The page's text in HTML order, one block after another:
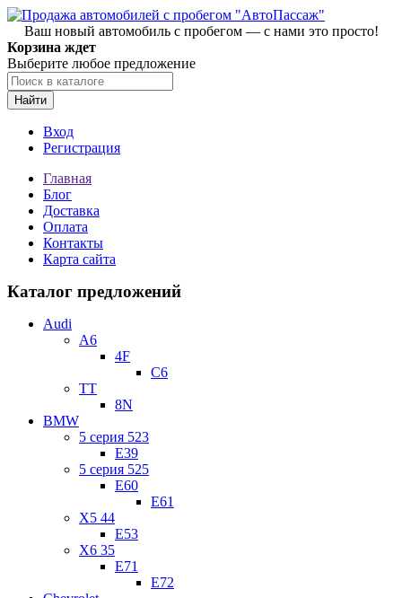
Ваш новый автомобиль с пробегом — с нами это просто!
Корзина ждет
Выберите любое предложение
Найти
Вход
Регистрация
Главная
Блог
Доставка
Оплата
Контакты
Карта сайта
Каталог предложений
Audi
A6
4F
C6
TT
8N
BMW
5 серия 523
E39
5 серия 525
E60
E61
X5 44
E53
X6 35
E71
E72